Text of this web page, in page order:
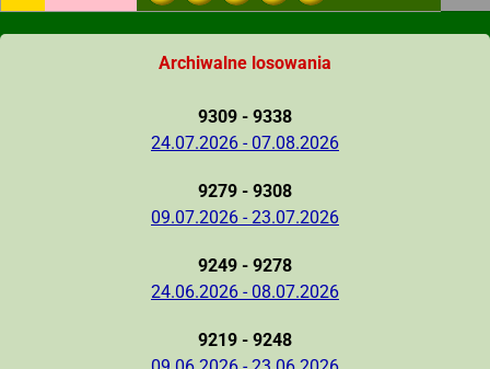
Archiwalne losowania
9309 - 9338
24.07.2026 - 07.08.2026
9279 - 9308
09.07.2026 - 23.07.2026
9249 - 9278
24.06.2026 - 08.07.2026
9219 - 9248